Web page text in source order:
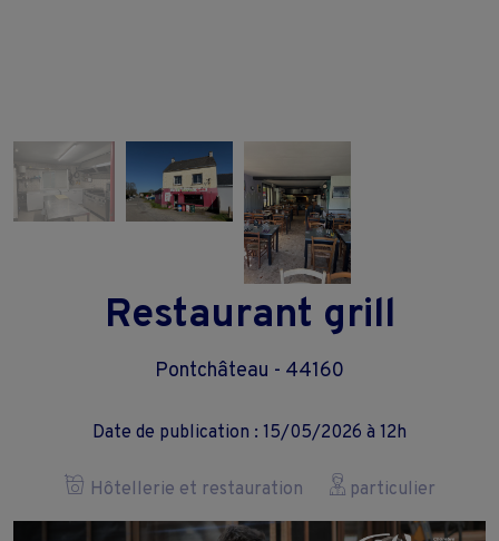
Restaurant grill
Pontchâteau - 44160
Date de publication : 15/05/2026 à 12h
Hôtellerie et restauration particulier